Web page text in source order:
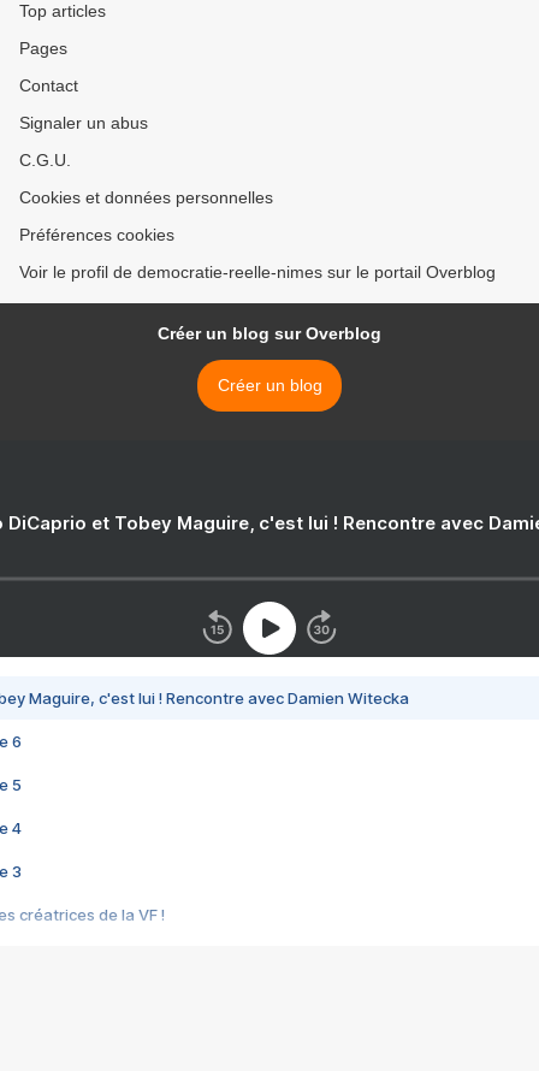
Top articles
Pages
Contact
Signaler un abus
C.G.U.
Cookies et données personnelles
Préférences cookies
Voir le profil de democratie-reelle-nimes sur le portail Overblog
Créer un blog sur Overblog
Créer un blog
DiCaprio et Tobey Maguire, c'est lui ! Rencontre avec
Maguire, c'est lui ! Rencontre avec Damien Witecka
6
5
4
3
créatrices de la VF !